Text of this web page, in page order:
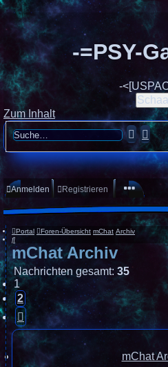
-=PSY-
-
Zum Inhalt
Suche
Anmelden Registrieren
Portal Foren-Übersicht mChat Archiv
Suche
mChat Archiv
Nachrichten gesamt: 35
1
2
Nächste
mChat